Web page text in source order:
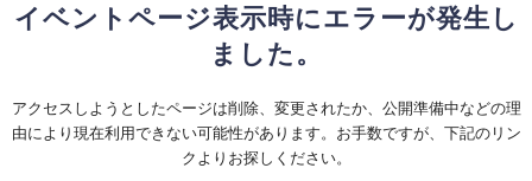
イベントページ表示時にエラーが発生し
ました。
アクセスしようとしたページは削除、変更されたか、公開準備中などの理
由により現在利用できない可能性があります。お手数ですが、下記のリン
クよりお探しください。